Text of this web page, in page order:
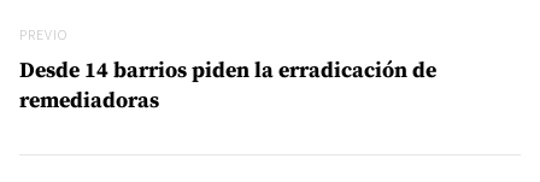
Previo
PREVIO
Desde 14 barrios piden la erradicación de
remediadoras